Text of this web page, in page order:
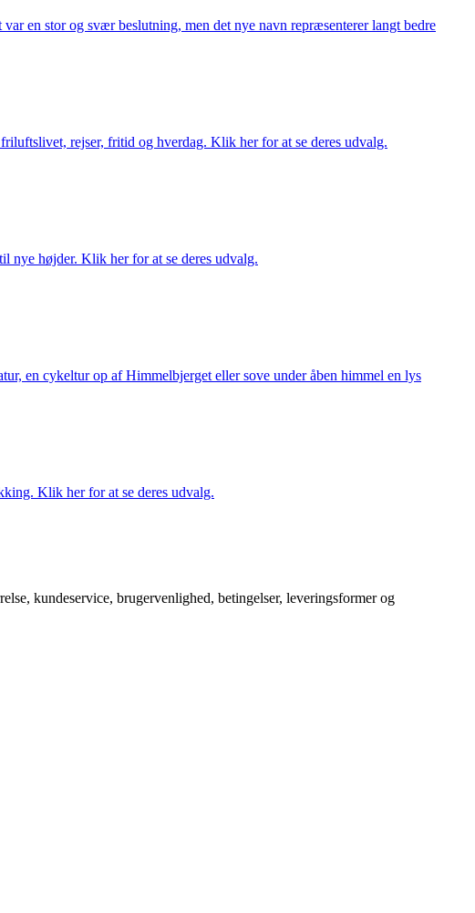
en stor og svær beslutning, men det nye navn repræsenterer langt bedre
rejser, fritid og hverdag. Klik her for at se deres udvalg.
nye højder. Klik her for at se deres udvalg.
en cykeltur op af Himmelbjerget eller sove under åben himmel en lys
Klik her for at se deres udvalg.
kundeservice, brugervenlighed, betingelser, leveringsformer og